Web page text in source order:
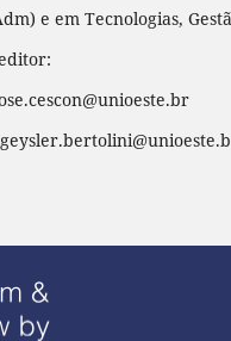
e em Tecnologias,